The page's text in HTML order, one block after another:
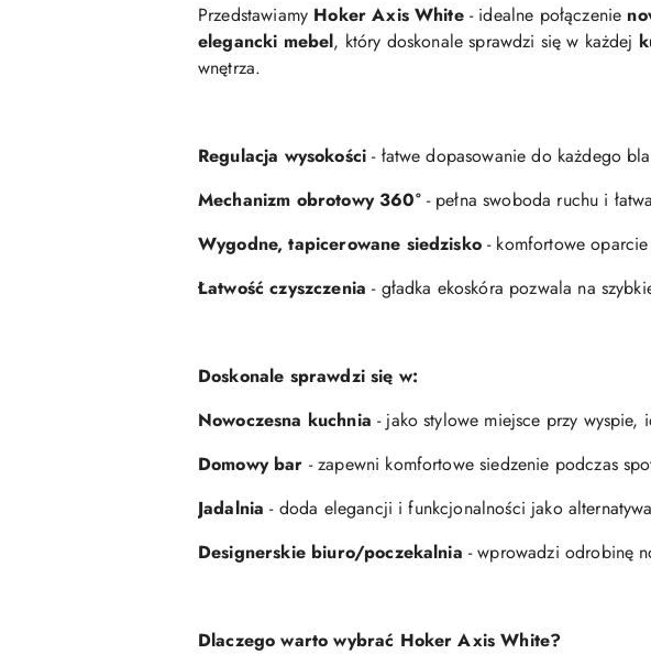
Przedstawiamy Hoker Axis White- idealne połączenie
elegancki mebel, który doskonale sprawdzi się w każdej
wnętrza.
Regulacja wysokości - łatwe dopasowanie do każdego
Mechanizm obrotowy 360°- pełna swoboda ruchu i
Wygodne, tapicerowane siedzisko- komfortowe oparcie
Łatwość czyszczenia - gładka ekoskóra pozwala na
Doskonale sprawdzi się w:
Nowoczesna kuchnia - jako stylowe miejsce przy wyspie,
Domowy bar - zapewni komfortowe siedzenie podczas
Jadalnia - doda elegancji i funkcjonalności jako
Designerskie biuro/poczekalnia - wprowadzi odrobinę
Dlaczego warto wybrać Hoker Axis White?